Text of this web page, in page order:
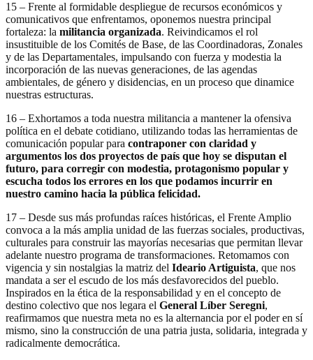
15 – Frente al formidable despliegue de recursos económicos y
comunicativos que enfrentamos, oponemos nuestra principal
fortaleza: la militancia organizada. Reivindicamos el rol
insustituible de los Comités de Base, de las Coordinadoras, Zonales
y de las Departamentales, impulsando con fuerza y modestia la
incorporación de las nuevas generaciones, de las agendas
ambientales, de género y disidencias, en un proceso que dinamice
nuestras estructuras.
16 – Exhortamos a toda nuestra militancia a mantener la ofensiva
política en el debate cotidiano, utilizando todas las herramientas de
comunicación popular para contraponer con claridad y
argumentos los dos proyectos de país que hoy se disputan el
futuro, para corregir con modestia, protagonismo popular y
escucha todos los errores en los que podamos incurrir en
nuestro camino hacia la pública felicidad.
17 – Desde sus más profundas raíces históricas, el Frente Amplio
convoca a la más amplia unidad de las fuerzas sociales, productivas,
culturales para construir las mayorías necesarias que permitan llevar
adelante nuestro programa de transformaciones. Retomamos con
vigencia y sin nostalgias la matriz del Ideario Artiguista, que nos
mandata a ser el escudo de los más desfavorecidos del pueblo.
Inspirados en la ética de la responsabilidad y en el concepto de
destino colectivo que nos legara el General Líber Seregni,
reafirmamos que nuestra meta no es la alternancia por el poder en sí
mismo, sino la construcción de una patria justa, solidaria, integrada y
radicalmente democrática.